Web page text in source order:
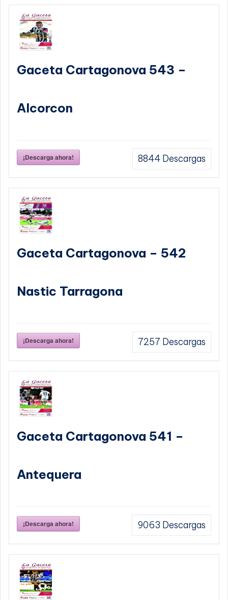
Gaceta Cartagonova 543 –
Alcorcon
¡Descarga ahora! 8844 Descargas
Gaceta Cartagonova – 542
Nastic Tarragona
¡Descarga ahora! 7257 Descargas
Gaceta Cartagonova 541 –
Antequera
¡Descarga ahora! 9063 Descargas